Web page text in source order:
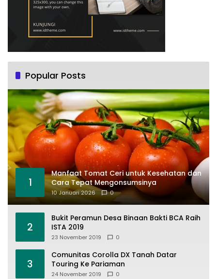
Popular Posts
1
Manfaat Tomat Ceri untuk Kesehatan dan
Cara Tepat Mengonsumsinya
10 Januari 2026 0
2
Bukit Peramun Desa Binaan Bakti BCA Raih
ISTA 2019
23 November 2019 0
3
Comunitas Corolla DX Tanah Datar
Touring Ke Pariaman
24 November 2019 0